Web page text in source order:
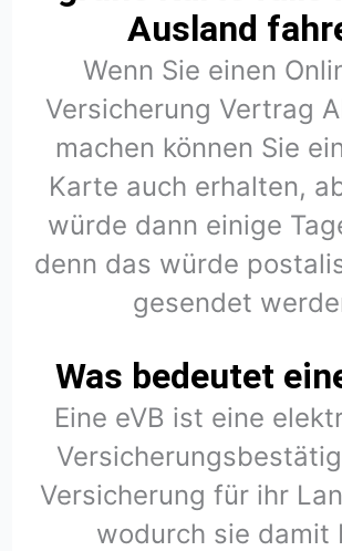
Ausland
Wenn Sie einen
Versicherung Vertrag
machen können Sie
Karte auch erhalten,
würde dann einige
denn das würde
gesendet
Was bedeutet
Eine eVB ist eine
Versicherung für ihr
wodurch sie damit